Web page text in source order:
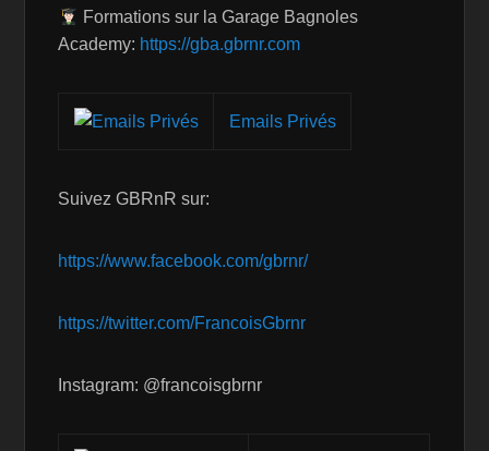
Formations sur la Garage Bagnoles
Academy: https://gba.gbrnr.com
Emails Privés
Suivez GBRnR sur:
https://www.facebook.com/gbrnr/
https://twitter.com/FrancoisGbrnr
Instagram: @francoisgbrnr